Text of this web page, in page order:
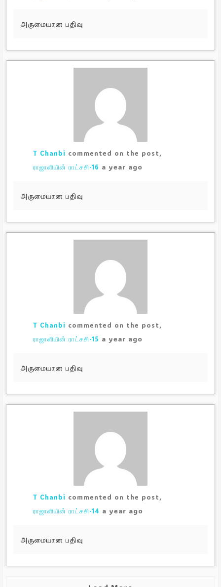
அருமையான பதிவு
T Chanbi commented on the post,
ராஜாளியின் ராட்சசி-16 a year ago
அருமையான பதிவு
T Chanbi commented on the post,
ராஜாளியின் ராட்சசி-15 a year ago
அருமையான பதிவு
T Chanbi commented on the post,
ராஜாளியின் ராட்சசி-14 a year ago
அருமையான பதிவு